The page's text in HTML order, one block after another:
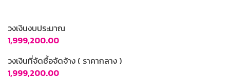
วงเงินงบประมาณ
1,999,200.00
วงเงินที่จัดซื้อจัดจ้าง ( ราคากลาง )
1,999,200.00